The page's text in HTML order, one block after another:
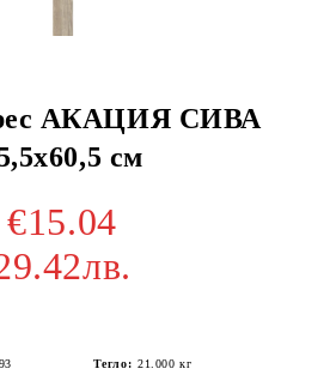
АКАЦИЯ СИВА
см
€15.04
Тегло: 21.000 кг